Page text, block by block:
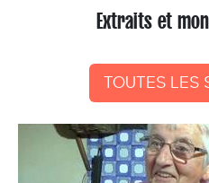
Extraits et
TOUTES LES